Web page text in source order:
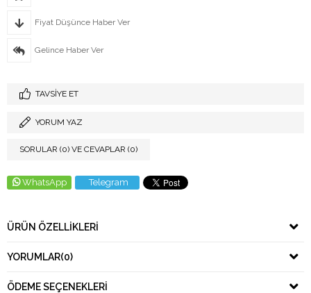
Fiyat Düşünce Haber Ver
Gelince Haber Ver
TAVSIYE ET
YORUM YAZ
SORULAR (0) VE CEVAPLAR (0)
WhatsApp Telegram
ÜRÜN ÖZELLIKLERI
YORUMLAR(0)
ÖDEME SEÇENEKLERI